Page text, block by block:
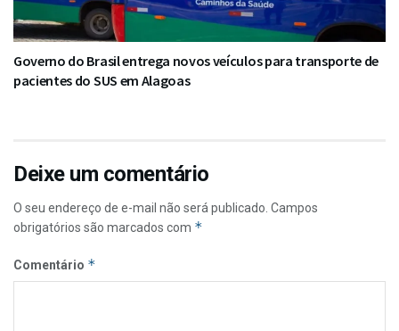
Governo do Brasil entrega novos veículos para transporte de
pacientes do SUS em Alagoas
Deixe um comentário
O seu endereço de e-mail não será publicado. Campos
obrigatórios são marcados com *
Comentário *